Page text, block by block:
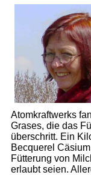
Atomkraftwerks
Grases, die das
überschritt. Ein
Becquerel
Fütterung von
erlaubt seien.